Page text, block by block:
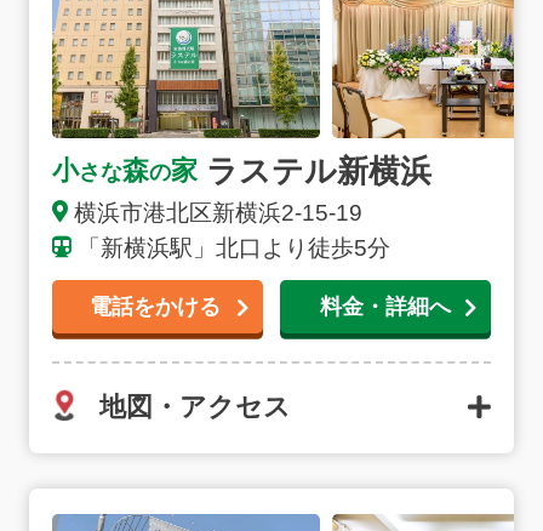
小さな森の家 ラステル新横浜
横浜市港北区新横浜2-15-19
「新横浜駅」北口より徒歩5分
電話をかける 料金・詳細へ
地図・アクセス